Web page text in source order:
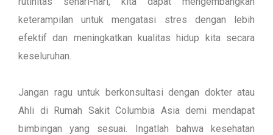
keterampilan untuk mengatasi stres dengan lebih
efektif dan meningkatkan kualitas hidup kita secara
keseluruhan.
Jangan ragu untuk berkonsultasi dengan dokter atau
Ahli di Rumah Sakit Columbia Asia demi mendapat
bimbingan yang sesuai. Ingatlah bahwa kesehatan